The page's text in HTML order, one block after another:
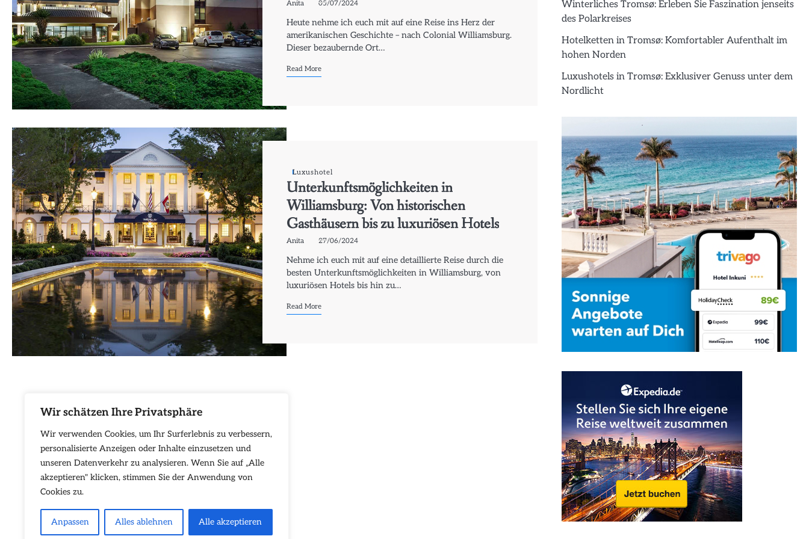
Wir schätzen Ihre Privatsphäre
Wir verwenden Cookies, um Ihr Surferlebnis zu verbessern,
personalisierte Anzeigen oder Inhalte einzusetzen und
unseren Datenverkehr zu analysieren. Wenn Sie auf „Alle
akzeptieren" klicken, stimmen Sie der Anwendung von
Cookies zu.
Anpassen Alles ablehnen Alle akzeptieren
Anita 05/07/2024
Heute nehme ich euch mit auf eine Reise ins Herz der
amerikanischen Geschichte – nach Colonial Williamsburg.
Dieser bezaubernde Ort…
Read More
Luxushotel
Unterkunftsmöglichkeiten in
Williamsburg: Von historischen
Gasthäusern bis zu luxuriösen Hotels
Anita 27/06/2024
Nehme ich euch mit auf eine detaillierte Reise durch die
besten Unterkunftsmöglichkeiten in Williamsburg, von
luxuriösen Hotels bis hin zu…
Read More
Winterliches Tromsø: Erleben Sie Faszination jenseits
des Polarkreises
Hotelketten in Tromsø: Komfortabler Aufenthalt im
hohen Norden
Luxushotels in Tromsø: Exklusiver Genuss unter dem
Nordlicht